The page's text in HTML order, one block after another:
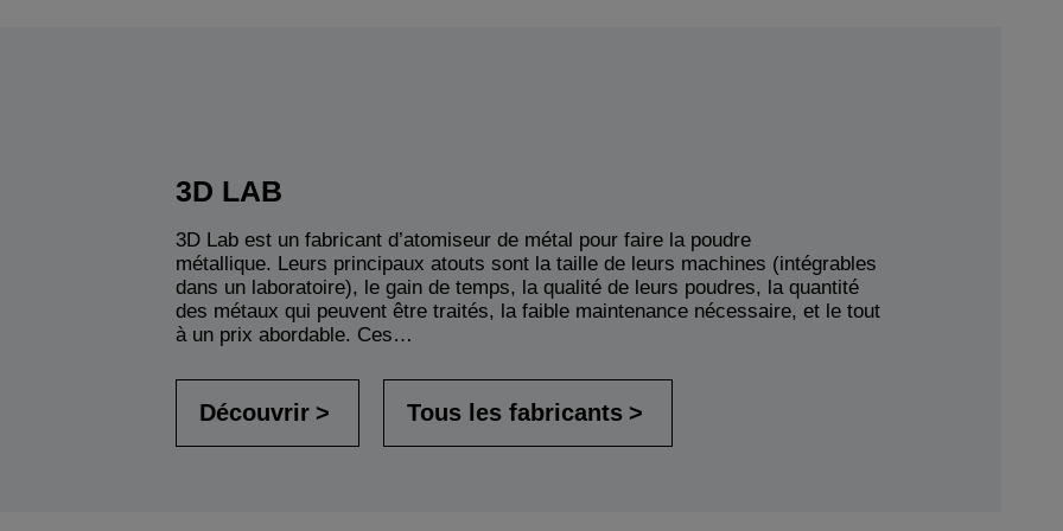
3D LAB
3D Lab est un fabricant d’atomiseur de métal pour faire la poudre
métallique. Leurs principaux atouts sont la taille de leurs machines (intégrables
dans un laboratoire), le gain de temps, la qualité de leurs poudres, la quantité
des métaux qui peuvent être traités, la faible maintenance nécessaire, et le tout
à un prix abordable. Ces…
Découvrir Tous les fabricants